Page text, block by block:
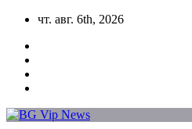
Skip
content
чт. авг. 6th, 2026